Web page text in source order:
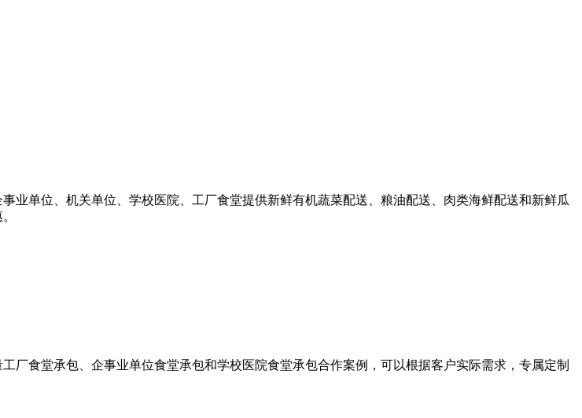
业单位、机关单位、学校医院、工厂食堂提供新鲜有机蔬菜配送、粮油配送、肉类海鲜配送和新鲜瓜
厂食堂承包、企事业单位食堂承包和学校医院食堂承包合作案例，可以根据客户实际需求，专属定制